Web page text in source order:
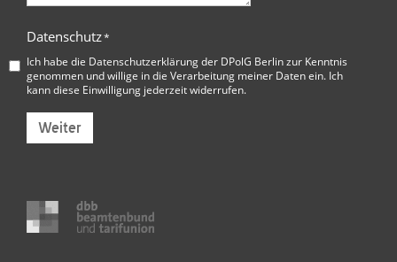
Datenschutz*
Ich habe die Datenschutzerklärung der DPolG Berlinzur Kenntnis
genommen und willige in die Verarbeitung meiner Daten ein. Ich
kann diese Einwilligung jederzeit widerrufen.
Weiter